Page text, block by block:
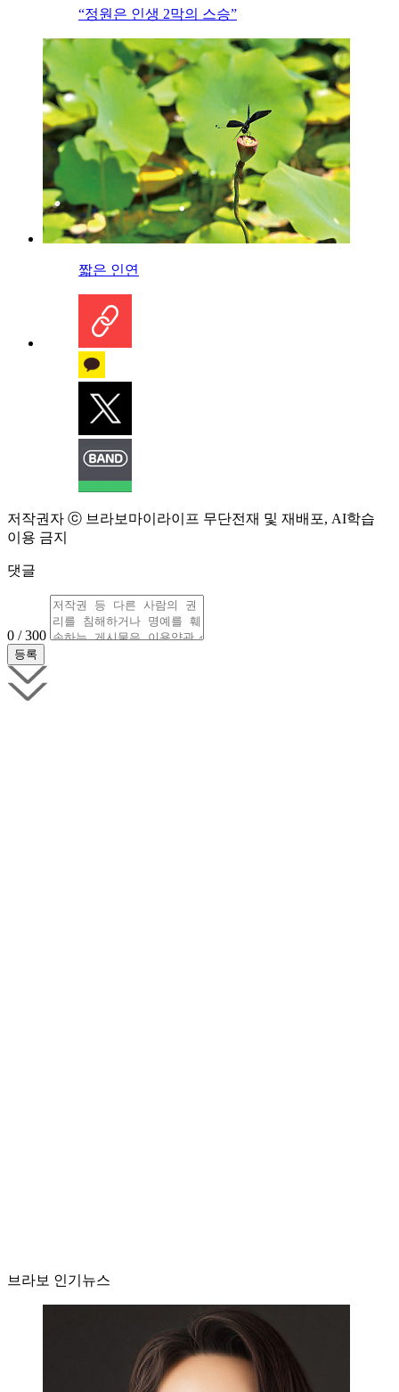
“정원은 인생 2막의 스승”
짧은 인연
저작권자 ⓒ 브라보마이라이프 무단전재 및 재배포, AI학습
이용 금지
댓글
0 / 300
브라보 인기뉴스